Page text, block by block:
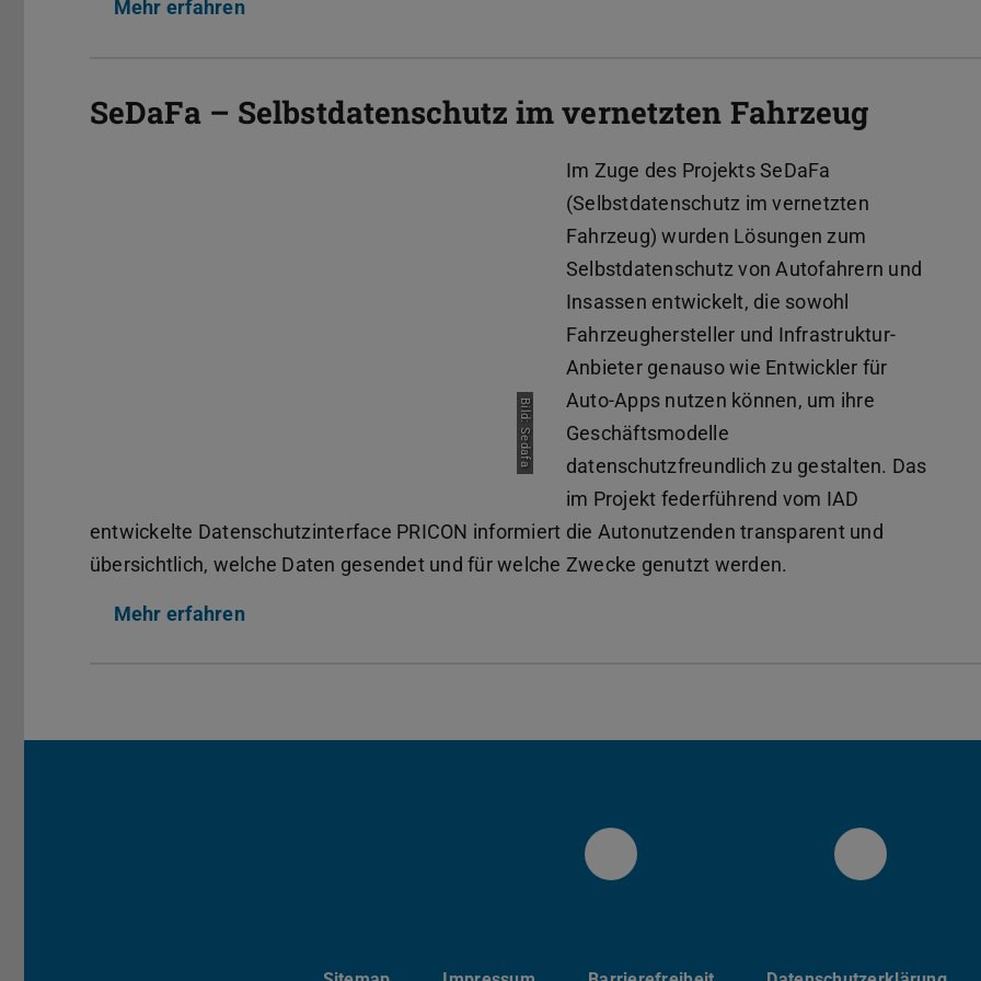
Mehr erfahren
SeDaFa – Selbstdatenschutz im vernetzten Fahrzeug
Bild: Sedafa
Im Zuge des Projekts SeDaFa
(Selbstdatenschutz im vernetzten
Fahrzeug) wurden Lösungen zum
Selbstdatenschutz von Autofahrern und
Insassen entwickelt, die sowohl
Fahrzeughersteller und Infrastruktur-
Anbieter genauso wie Entwickler für
Auto-Apps nutzen können, um ihre
Geschäftsmodelle
datenschutzfreundlich zu gestalten. Das
im Projekt federführend vom IAD
entwickelte Datenschutzinterface PRICON informiert die Autonutzenden transparent und
übersichtlich, welche Daten gesendet und für welche Zwecke genutzt werden.
Mehr erfahren
IAD Twitter IAD